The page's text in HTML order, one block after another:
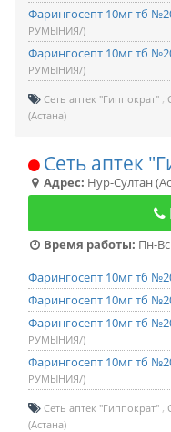
Фарингосепт 10мг тб
РУМЫНИЯ/)
Фарингосепт 10мг тб
РУМЫНИЯ/)
Сеть аптек "Гиппократ"
(Астана)
Сеть аптек
Адрес: Нур-Султан
Время работы: Пн-
Фарингосепт 10мг тб
Фарингосепт 10мг тб
Фарингосепт 10мг тб
РУМЫНИЯ/)
Фарингосепт 10мг тб
РУМЫНИЯ/)
Сеть аптек "Гиппократ"
(Астана)